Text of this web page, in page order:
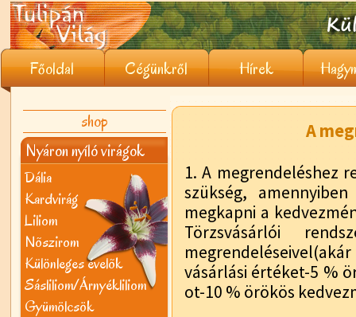
Főoldal Cégünkről Hírek
shop
Nyáron nyíló virágok
Dália
Kardvirág
Liliom
Nõszirom
Különleges évelõk
Sásliliom/Árnyékliliom
Gyümölcsök
A
1. A megrendeléshez
szükség,
megkapni a
Törzsvásárlói
vásárlási értéket-5 %
ot-10 % örökös